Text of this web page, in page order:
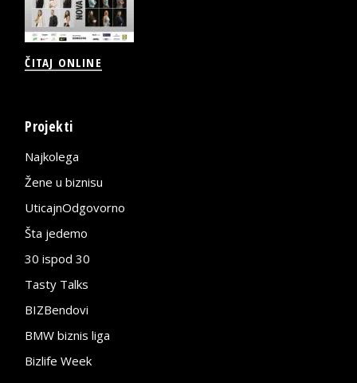
ČITAJ ONLINE
Projekti
Najkolega
Žene u biznisu
UticajnOdgovorno
Šta jedemo
30 ispod 30
Tasty Talks
BIZBendovi
BMW biznis liga
Bizlife Week